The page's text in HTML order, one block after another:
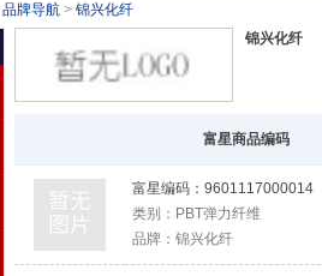
品牌导航 > 锦兴化纤
锦兴化纤
富星商品编码
富星编码： 9601117000014
类别： PBT弹力纤维
品牌： 锦兴化纤